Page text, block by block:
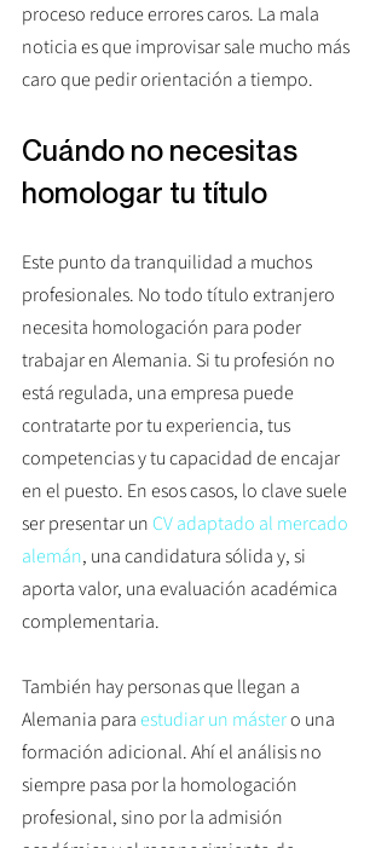
proceso reduce errores caros. La mala
noticia es que improvisar sale mucho más
caro que pedir orientación a tiempo.
Cuándo no necesitas
homologar tu título
Este punto da tranquilidad a muchos
profesionales. No todo título extranjero
necesita homologación para poder
trabajar en Alemania. Si tu profesión no
está regulada, una empresa puede
contratarte por tu experiencia, tus
competencias y tu capacidad de encajar
en el puesto. En esos casos, lo clave suele
ser presentar un CV adaptado al mercado
alemán, una candidatura sólida y, si
aporta valor, una evaluación académica
complementaria.
También hay personas que llegan a
Alemania para estudiar un máster o una
formación adicional. Ahí el análisis no
siempre pasa por la homologación
profesional, sino por la admisión